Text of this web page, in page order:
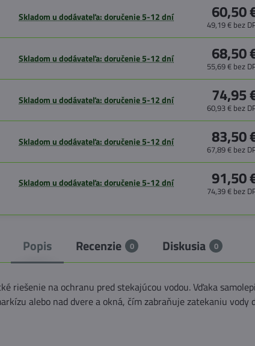
Skladom u dodávateľa: doručenie 5-12 dní 60,50
49,19 € bez
Skladom u dodávateľa: doručenie 5-12 dní 68,50
55,69 € bez
Skladom u dodávateľa: doručenie 5-12 dní 74,95
60,93 € bez
Skladom u dodávateľa: doručenie 5-12 dní 83,50
67,89 € bez
Skladom u dodávateľa: doručenie 5-12 dní 91,50
74,39 € bez
Popis Recenzie 0 Diskusia 0
riešenie na ochranu pred stekajúcou vodou. Vďaka
alebo nad dvere a okná, čím zabraňuje zatekaniu vody